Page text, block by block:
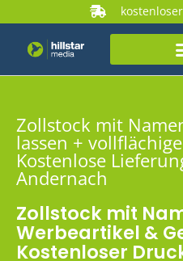
Zollstock mit
lassen +
Kostenlose
Andernach
Zollstock mit
Werbeartikel &
Kostenloser